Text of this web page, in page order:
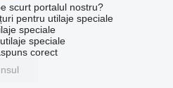
scurt portalul nostru?
pentru utilaje speciale
speciale
speciale
corect